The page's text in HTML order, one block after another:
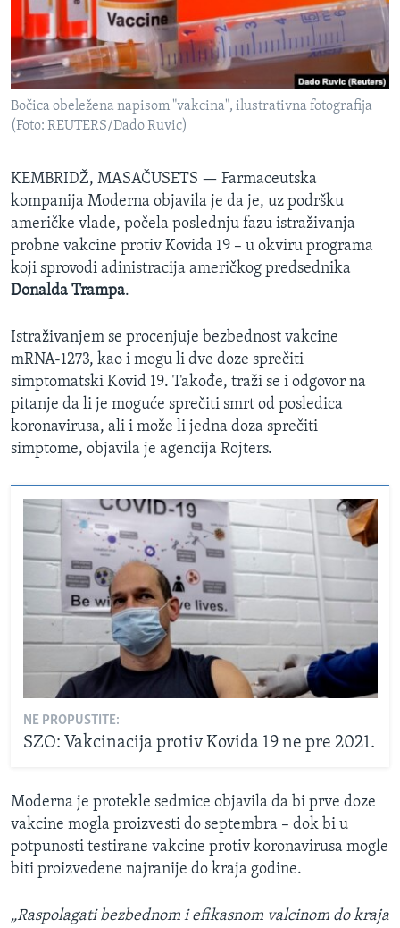
SPORT
INTERVJU
Bočica obeležena napisom "vakcina", ilustrativna fotografija
(Foto: REUTERS/Dado Ruvic)
KEMBRIDŽ, MASAČUSETS — Farmaceutska
kompanija Moderna objavila je da je, uz podršku
američke vlade, počela poslednju fazu istraživanja
probne vakcine protiv Kovida 19 – u okviru programa
koji sprovodi adinistracija američkog predsednika
Donalda Trampa.
Istraživanjem se procenjuje bezbednost vakcine
mRNA-1273, kao i mogu li dve doze sprečiti
simptomatski Kovid 19. Takođe, traži se i odgovor na
pitanje da li je moguće sprečiti smrt od posledica
koronavirusa, ali i može li jedna doza sprečiti
simptome, objavila je agencija Rojters.
NE PROPUSTITE:
SZO: Vakcinacija protiv Kovida 19 ne pre 2021.
Moderna je protekle sedmice objavila da bi prve doze
vakcine mogla proizvesti do septembra – dok bi u
potpunosti testirane vakcine protiv koronavirusa mogle
biti proizvedene najranije do kraja godine.
„Raspolagati bezbednom i efikasnom valcinom do kraja